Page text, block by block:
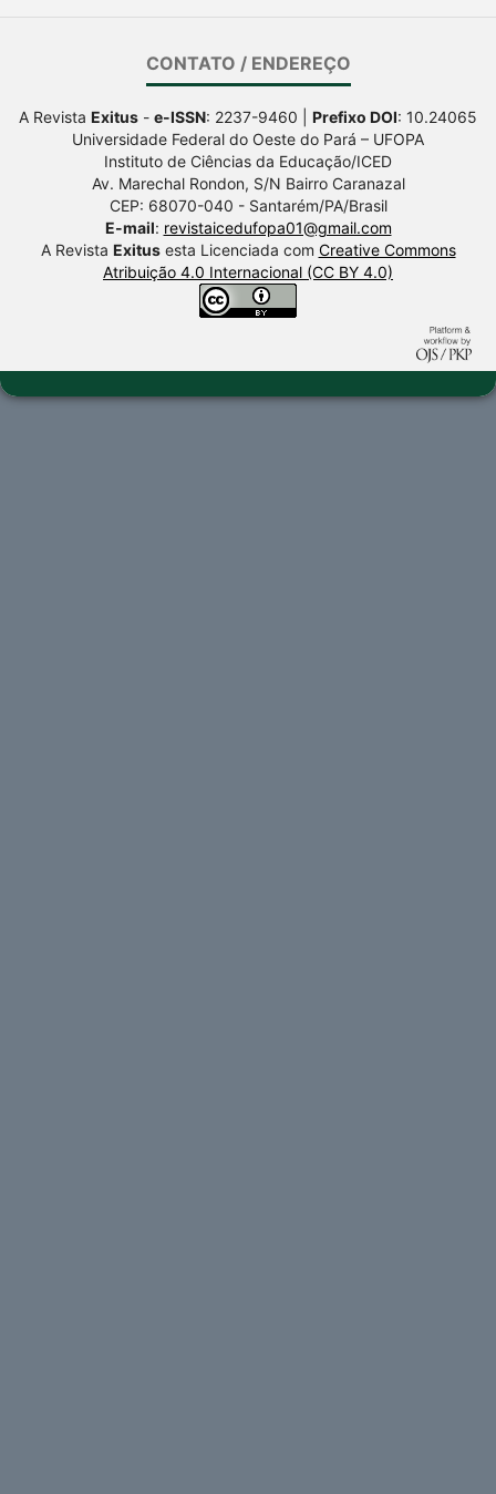
CONTATO / ENDEREÇO
A Revista Exitus - e-ISSN: 2237-9460 | Prefixo DOI: 10.24065
Universidade Federal do Oeste do Pará – UFOPA
Instituto de Ciências da Educação/ICED
Av. Marechal Rondon, S/N Bairro Caranazal
CEP: 68070-040 - Santarém/PA/Brasil
E-mail: revistaicedufopa01@gmail.com
A Revista Exitusesta Licenciada com Creative Commons
Atribuição 4.0 Internacional (CC BY 4.0)